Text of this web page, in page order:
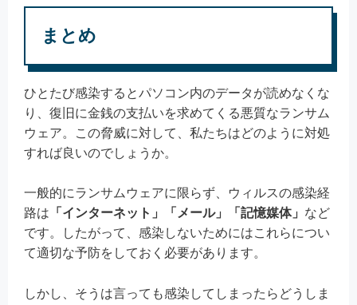
まとめ
ひとたび感染するとパソコン内のデータが読めなくな
り、復旧に金銭の支払いを求めてくる悪質なランサム
ウェア。この脅威に対して、私たちはどのように対処
すれば良いのでしょうか。
一般的にランサムウェアに限らず、ウィルスの感染経
路は 「インターネット」「メール」「記憶媒体」 など
です。したがって、感染しないためにはこれらについ
て適切な予防をしておく必要があります。
しかし、そうは言っても感染してしまったらどうしま